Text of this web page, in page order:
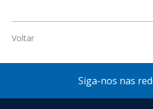
Voltar
Siga-nos nas